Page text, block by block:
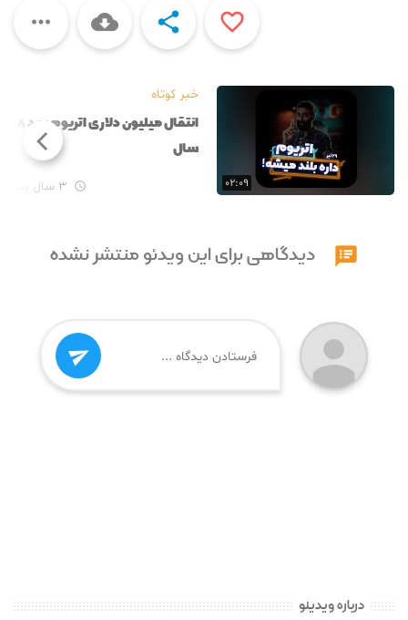




۰۲:۰۹
خبر کوتاه
سال
۳ سال پیش 
 دیدگاهی برای این ویدئو منتشر نشده

درباره ویدینو